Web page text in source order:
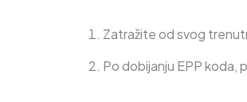
Zatražite od svog
Po dobijanju EPP